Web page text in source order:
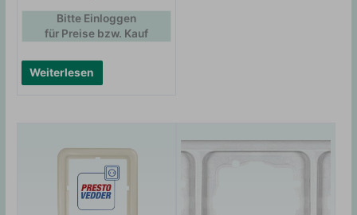
Weiterlesen
Bitte Einloggen
für Preise bzw. Kauf